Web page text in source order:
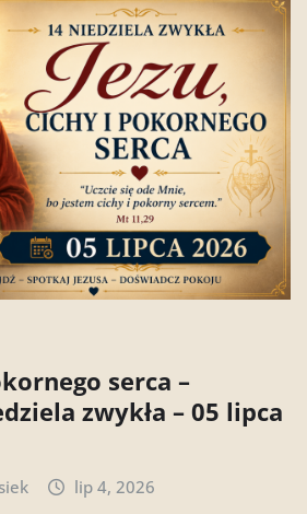
serca –
zwykła – 05 lipca
lip 4, 2026